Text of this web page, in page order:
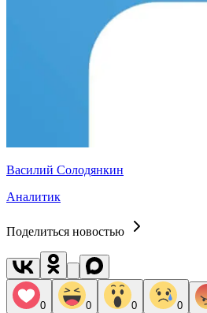
Василий Солодянкин
Аналитик
Поделиться новостью
0 0 0 0